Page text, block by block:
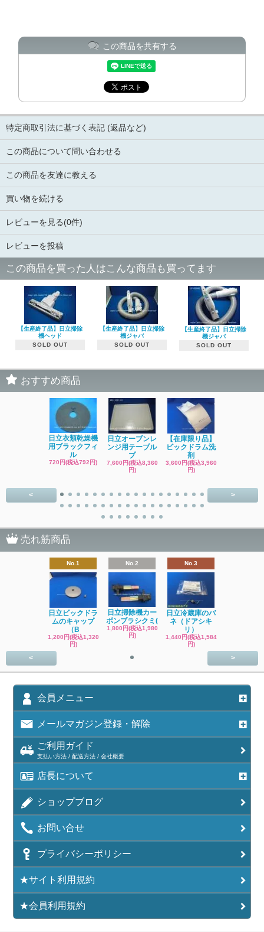
この商品を共有する
特定商取引法に基づく表記 (返品など)
この商品について問い合わせる
この商品を友達に教える
買い物を続ける
レビューを見る(0件)
レビューを投稿
この商品を買った人はこんな商品も買ってます
【生産終了品】日立掃除
機ヘッド
SOLD OUT
【生産終了品】日立掃除
機ジャバ
SOLD OUT
【生産終了品】日立掃除
機ジャバ
SOLD OUT
おすすめ商品
日立衣類乾燥機
用ブラックフィ
ル
720円(税込792円)
日立オーブンレ
ンジ用テーブル
プ
7,600円(税込8,360
円)
【在庫限り品】
ビックドラム洗
剤
3,600円(税込3,960
円)
< >
売れ筋商品
No.1
日立ビックドラ
ムのキャップ
（B
1,200円(税込1,320
円)
No.2
日立掃除機カー
ボンブラシクミ(
1,800円(税込1,980
円)
No.3
日立冷蔵庫のバ
ネ（ドアシキ
リ）
1,440円(税込1,584
円)
< >
会員メニュー
メールマガジン登録・解除
ご利用ガイド
支払い方法 / 配送方法 / 会社概要
店長について
ショップブログ
お問い合せ
プライバシーポリシー
★サイト利用規約
★会員利用規約